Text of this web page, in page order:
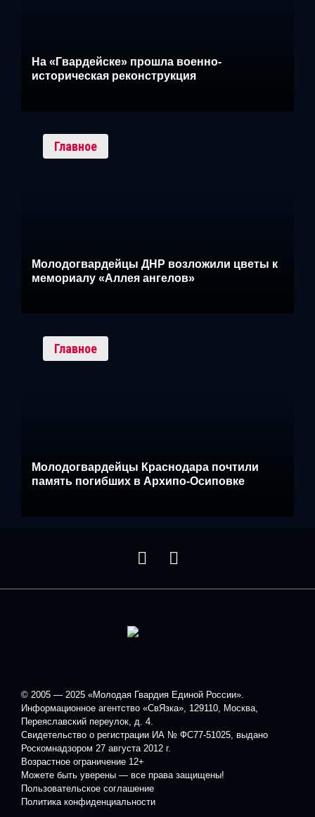
На «Гвардейске» прошла военно-
историческая реконструкция
Главное
Молодогвардейцы ДНР возложили цветы к
мемориалу «Аллея ангелов»
Главное
Молодогвардейцы Краснодара почтили
память погибших в Архипо-Осиповке
© 2005 — 2025 «Молодая Гвардия Единой России».
Информационное агентство «СвЯзка», 129110, Москва,
Переяславский переулок, д. 4.
Свидетельство о регистрации ИА № ФС77-51025, выдано
Роскомнадзором 27 августа 2012 г.
Возрастное ограничение 12+
Можете быть уверены — все права защищены!
Пользовательское соглашение
Политика конфиденциальности